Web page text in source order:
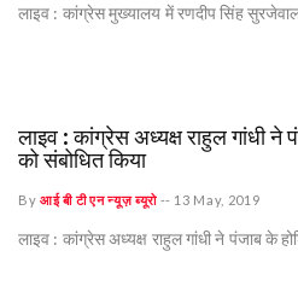
लाइव : कांग्रेस मुख्यालय में रणदीप सिंह सुरजेवाला
लाइव : कांग्रेस अध्यक्ष राहुल गांधी ने
को संबोधित किया
Byआई बी टी एन न्यूज़ ब्यूरो -- 13 May, 2019
लाइव : कांग्रेस अध्यक्ष राहुल गांधी ने पंजाब के